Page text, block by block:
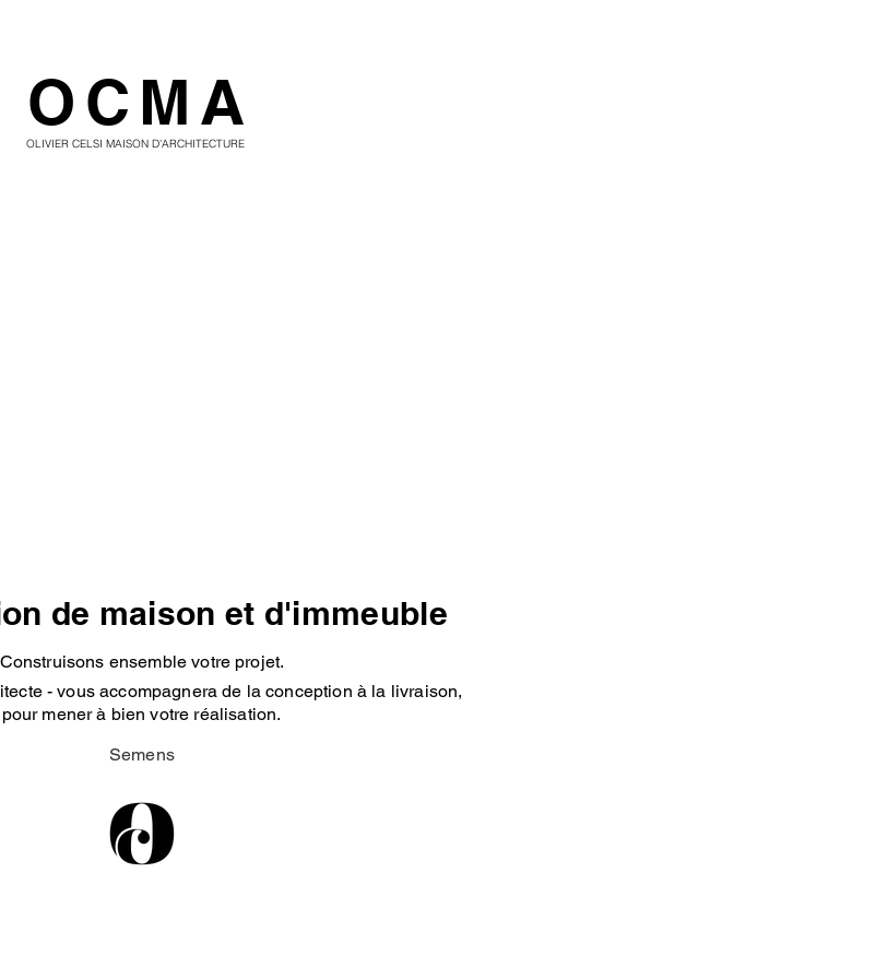
OLIVIER CELSI MAISON D'ARCHITECTURE
OCMA
de maison et d'immeuble
Construisons ensemble votre projet.
- vous accompagnera de la conception à la livraison,
pour mener à bien votre réalisation.
Semens